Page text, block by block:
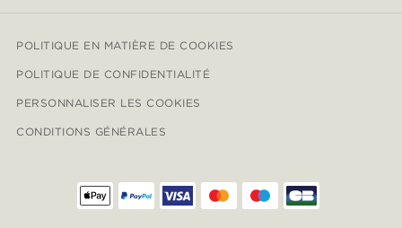
POLITIQUE EN MATIÈRE DE COOKIES
POLITIQUE DE CONFIDENTIALITÉ
PERSONNALISER LES COOKIES
CONDITIONS GÉNÉRALES